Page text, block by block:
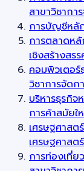
สาขาวิชากา
การบัญชีห
การตลาดห
เชิงสร้างสร
คอมพิวเตอ
วิชาการจัดก
บริหารธุรกิ
การค้าสมัยใ
เศรษฐศาส
เศรษฐศาสต
การท่องเที่